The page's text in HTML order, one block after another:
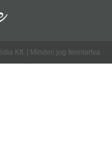
Kft. | Minden jog fenntartva